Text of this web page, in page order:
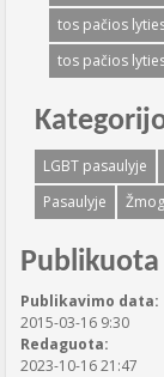
tos pačios
tos pačios
LGBT pasaulyje
Pasaulyje
Publikuota
Publikavimo data:
2015-03-16 9:30
Redaguota:
2023-10-16 21:47